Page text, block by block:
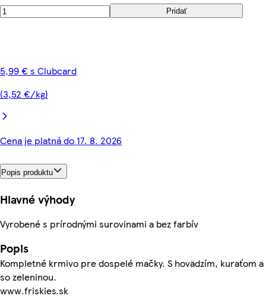
Pridať
5,99 € s Clubcard
(3,52 €/kg)
Cena je platná do 17. 8. 2026
Popis produktu
Hlavné výhody
Vyrobené s prírodnými surovinami a bez farbív
Popis
Kompletné krmivo pre dospelé mačky. S hovädzím, kuraťom a
so zeleninou.
www.friskies.sk